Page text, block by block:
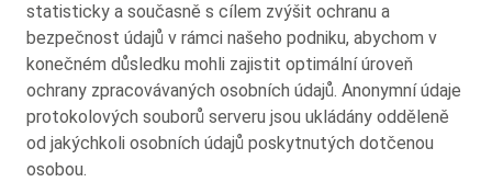
statisticky a současně s cílem zvýšit ochranu a
bezpečnost údajů v rámci našeho podniku, abychom v
konečném důsledku mohli zajistit optimální úroveň
ochrany zpracovávaných osobních údajů. Anonymní údaje
protokolových souborů serveru jsou ukládány odděleně
od jakýchkoli osobních údajů poskytnutých dotčenou
osobou.